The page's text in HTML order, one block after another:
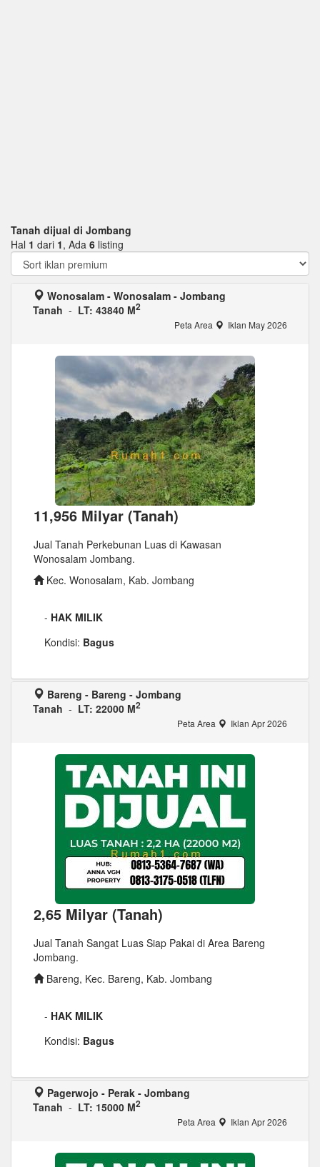
Tanah dijual di Jombang
Hal 1 dari 1, Ada 6 listing
Wonosalam - Wonosalam - Jombang
Tanah - LT: 43840 M2
Peta Area Iklan May 2026
11,956 Milyar (Tanah)
Jual Tanah Perkebunan Luas di Kawasan
Wonosalam Jombang.
Kec. Wonosalam, Kab. Jombang
- HAK MILIK
Kondisi: Bagus
Bareng - Bareng - Jombang
Tanah - LT: 22000 M2
Peta Area Iklan Apr 2026
2,65 Milyar (Tanah)
Jual Tanah Sangat Luas Siap Pakai di Area Bareng
Jombang.
Bareng, Kec. Bareng, Kab. Jombang
- HAK MILIK
Kondisi: Bagus
Pagerwojo - Perak - Jombang
Tanah - LT: 15000 M2
Peta Area Iklan Apr 2026